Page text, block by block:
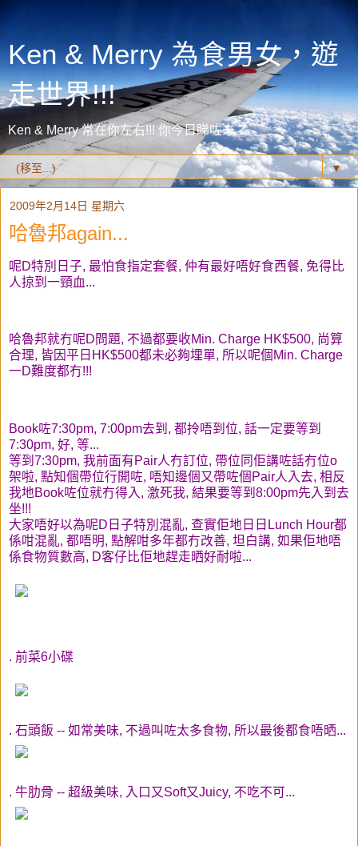
Ken & Merry 為食男女，遊
走世界!!!
Ken & Merry 常在你左右!!! 你今日睇咗未？
▼
2009年2月14日 星期六
哈魯邦again...
呢D特別日子, 最怕食指定套餐, 仲有最好唔好食西餐, 免得比
人掠到一頸血...
哈魯邦就冇呢D問題, 不過都要收Min. Charge HK$500, 尚算
合理, 皆因平日HK$500都未必夠埋單, 所以呢個Min. Charge
一D難度都冇!!!
Book咗7:30pm, 7:00pm去到, 都拎唔到位, 話一定要等到
7:30pm, 好, 等...
等到7:30pm, 我前面有Pair人冇訂位, 帶位同佢講咗話冇位o
架啦, 點知個帶位行開咗, 唔知邊個又帶咗個Pair人入去, 相反
我地Book咗位就冇得入, 激死我, 結果要等到8:00pm先入到去
坐!!!
大家唔好以為呢D日子特別混亂, 查實佢地日日Lunch Hour都
係咁混亂, 都唔明, 點解咁多年都冇改善, 坦白講, 如果佢地唔
係食物質數高, D客仔比佢地趕走晒好耐啦...
. 前菜6小碟
. 石頭飯 -- 如常美味, 不過叫咗太多食物, 所以最後都食唔晒...
. 牛肋骨 -- 超級美味, 入口又Soft又Juicy, 不吃不可...